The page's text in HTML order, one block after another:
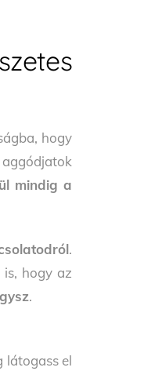
hogy
mindig a
.
hogy az
.
látogass el